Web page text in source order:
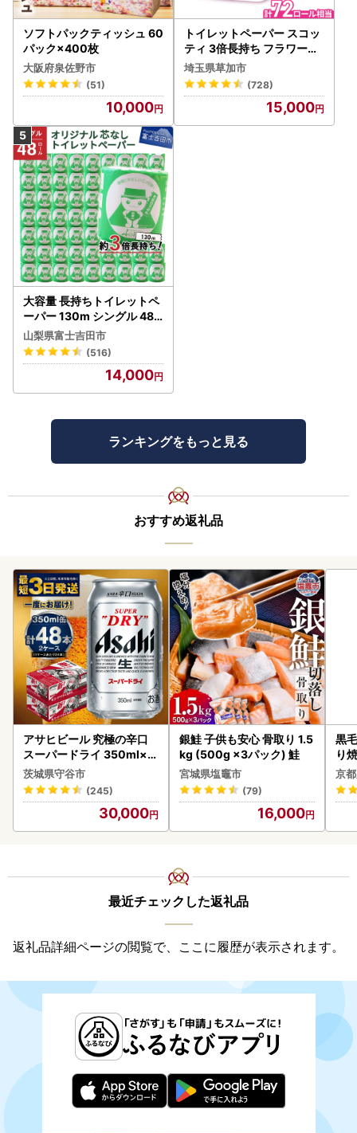
ソフトパックティッシュ 60
パック×400枚
大阪府泉佐野市
(51)
10,000
トイレットペーパー スコッ
ティ 3倍長持ち フラワーパ
ック 4ロール×6P
埼玉県草加市
(728)
15,000
大容量 長持ちトイレットペ
ーパー 130m シングル 48R
芯なし 3倍巻 トイレット
山梨県富士吉田市
(516)
14,000
ランキングをもっと見る
おすすめ返礼品
アサヒビール 究極の辛口
スーパードライ 350ml×4
8本 ビール
茨城県守谷市
(245)
30,000
銀鮭 子供も安心 骨取り 1.5
kg (500g ×3パック) 鮭
宮城県塩竈市
(79)
16,000
黒
り
京
最近チェックした返礼品
返礼品詳細ページの閲覧で、ここに履歴が表示されます。